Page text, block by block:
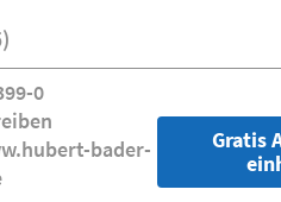
0
bader-
Gratis